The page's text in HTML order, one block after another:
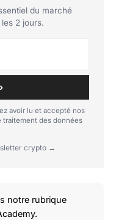
du marché
2 jours.
avoir lu et accepté nos
traitement des données
crypto →
notre rubrique